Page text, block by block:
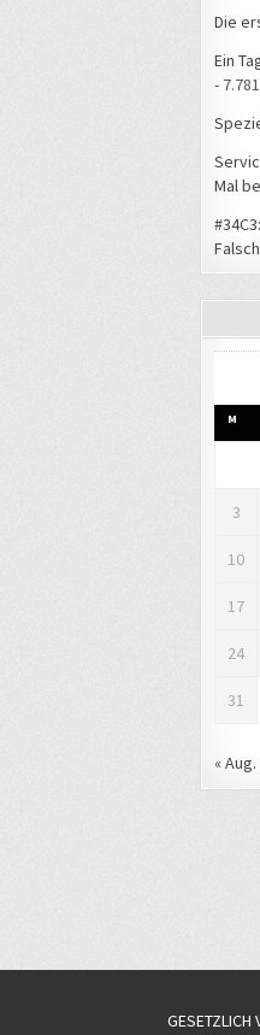
Die
Ein
-
Mal
M
3
10
17
24
31
« Aug.
GESETZLICH